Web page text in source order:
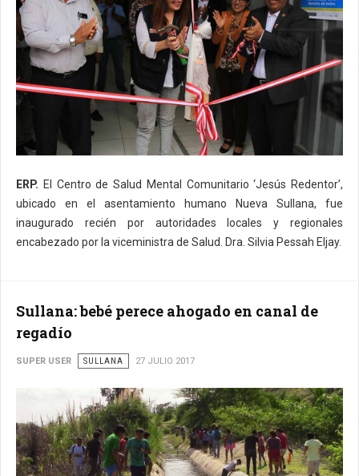
ERP. El Centro de Salud Mental Comunitario ‘Jesús Redentor’,
ubicado en el asentamiento humano Nueva Sullana, fue
inaugurado recién por autoridades locales y regionales
encabezado por la viceministra de Salud. Dra. Silvia Pessah Eljay.
Sullana: bebé perece ahogado en canal de
regadío
SUPER USER SULLANA 27 JULIO 2017